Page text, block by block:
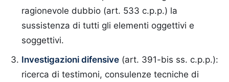
ragionevole dubbio (art. 533 c.p.p.) la
sussistenza di tutti gli elementi oggettivi e
soggettivi.
Investigazioni difensive (art. 391-bis ss. c.p.p.):
ricerca di testimoni, consulenze tecniche di